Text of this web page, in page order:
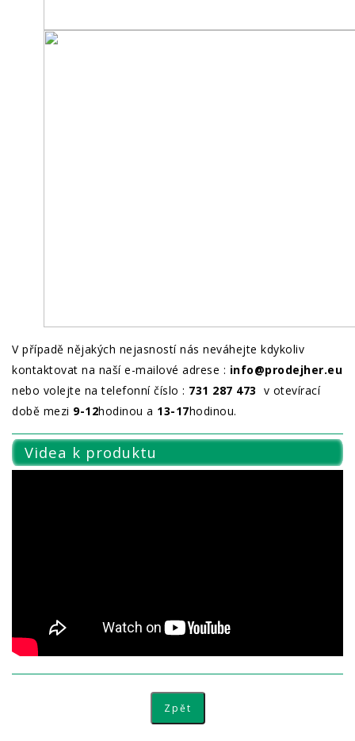
V případě nějakých nejasností nás neváhejte kdykoliv
kontaktovat na naší e-mailové adrese : info@prodejher.eu
nebo volejte na telefonní číslo : 731 287 473 v otevírací
době mezi 9-12hodinou a 13-17hodinou.
Videa k produktu